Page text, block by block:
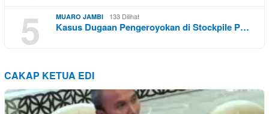
5 MUARO JAMBI 133 Dilihat
Kasus Dugaan Pengeroyokan di Stockpile P…
CAKAP KETUA EDI